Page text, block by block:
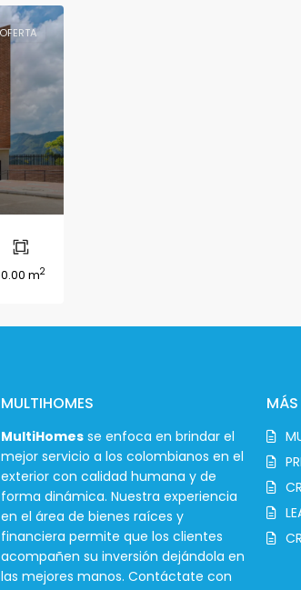
m2
MULTIHOMES
MultiHomesse enfoca en brindar el
mejor servicio a los colombianos en el
exterior con calidad humana y de
forma dinámica. Nuestra experiencia
en el área de bienes raíces y
financiera permite que los clientes
acompañen su inversión dejándola en
las mejores manos. Contáctate con
MÁS